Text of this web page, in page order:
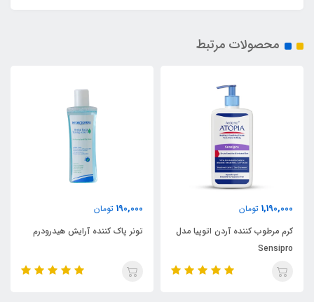
محصولات مرتبط
1,190,000 تومان
کرم مرطوب کننده آردن اتوپیا مدل
Sensipro
190,000 تومان
تونر پاک کننده آرایش هیدرودرم